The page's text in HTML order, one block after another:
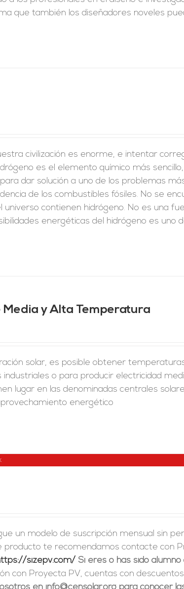
que también los diseñadores noveles
civilización es enorme, e intentar
es el elemento químico más
dar solución a uno de los problemas
de los combustibles fósiles. No se
contienen hidrógeno. No es una
energéticas del hidrógeno es uno
Media y Alta Temperatura
solar, es posible obtener
o para producir electricidad
lugar en las denominadas centrales
energético
un modelo de suscripción mensual sin
producto te recomendamos contacte con
sizepv.com/ Si eres o has sido alumno
con Proyecta PV, cuentas con